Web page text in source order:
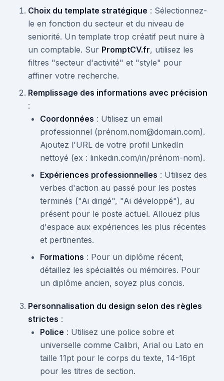
Choix du template stratégique : Sélectionnez-
le en fonction du secteur et du niveau de
seniorité. Un template trop créatif peut nuire à
un comptable. Sur PromptCV.fr, utilisez les
filtres "secteur d'activité" et "style" pour
affiner votre recherche.
Remplissage des informations avec précision
:
Coordonnées : Utilisez un email
professionnel (prénom.nom@domain.com).
Ajoutez l'URL de votre profil LinkedIn
nettoyé (ex : linkedin.com/in/prénom-nom).
Expériences professionnelles : Utilisez des
verbes d'action au passé pour les postes
terminés ("Ai dirigé", "Ai développé"), au
présent pour le poste actuel. Allouez plus
d'espace aux expériences les plus récentes
et pertinentes.
Formations : Pour un diplôme récent,
détaillez les spécialités ou mémoires. Pour
un diplôme ancien, soyez plus concis.
Personnalisation du design selon des règles
strictes :
Police : Utilisez une police sobre et
universelle comme Calibri, Arial ou Lato en
taille 11pt pour le corps du texte, 14-16pt
pour les titres de section.